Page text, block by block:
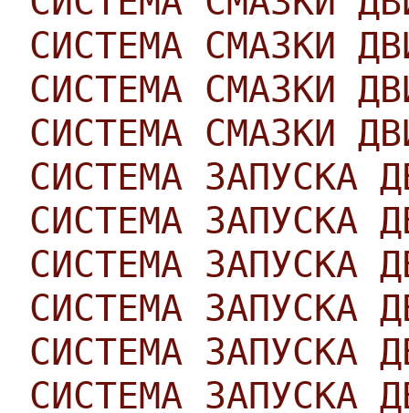
СИСТЕМА СМАЗКИ
СИСТЕМА СМАЗКИ
СИСТЕМА СМАЗКИ
СИСТЕМА ЗАПУСКА
СИСТЕМА ЗАПУСКА
СИСТЕМА ЗАПУСКА
СИСТЕМА ЗАПУСКА
СИСТЕМА ЗАПУСКА
СИСТЕМА ЗАПУСКА